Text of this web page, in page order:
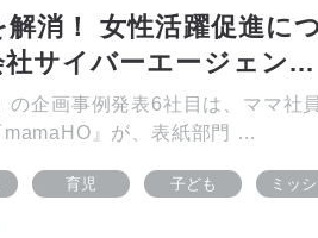
消！ 女性活躍促進に
サイバーエージェン...
の企画事例発表6社目は、ママ社
』が、表紙部門 …
育児 子ども
ミッ